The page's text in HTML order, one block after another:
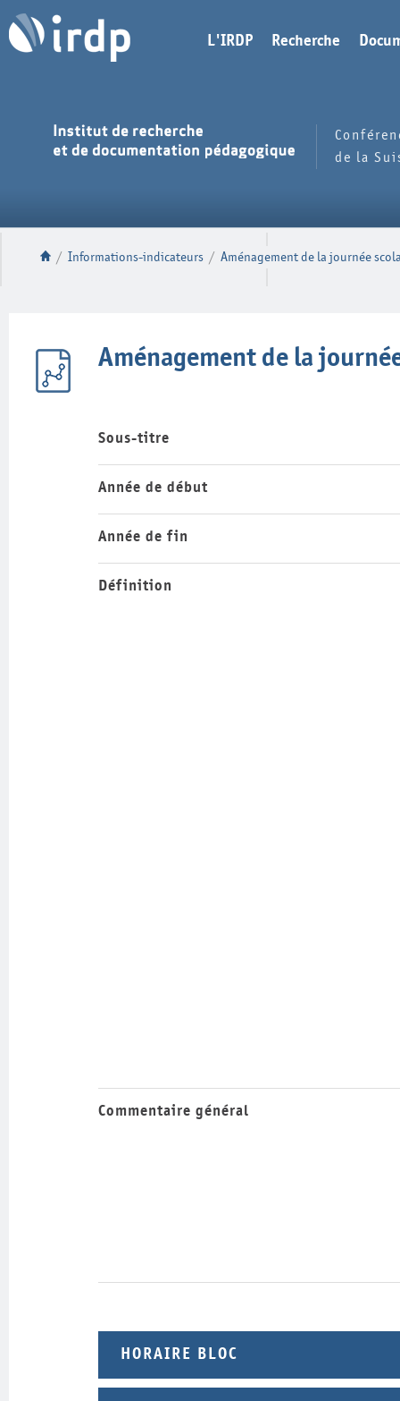
L'IRDP Recherche
de la
/ Informations-indicateurs / Aménagement de la journée
Aménagement de la
Sous-titre
Année de début
Année de fin
Définition
Commentaire général
HORAIRE BLOC